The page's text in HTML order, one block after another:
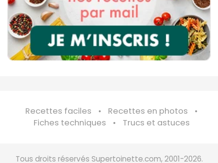
Recettes faciles
Recettes en photos
Fiches techniques
Trucs et astuces
Tous droits réservés Supertoinette.com, 2001-2026.